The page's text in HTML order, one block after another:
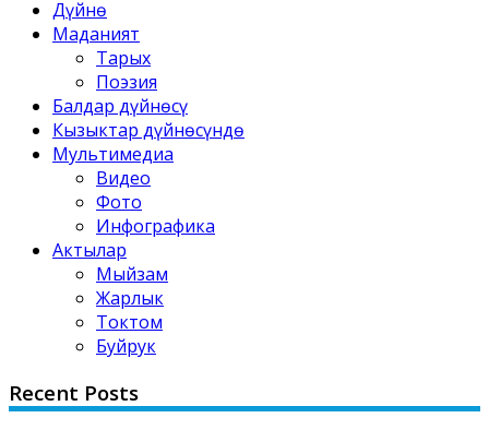
Дүйнө
Маданият
Тарых
Поэзия
Балдар дүйнөсү
Кызыктар дүйнөсүндө
Мультимедиа
Видео
Фото
Инфографика
Актылар
Мыйзам
Жарлык
Токтом
Буйрук
Recent Posts